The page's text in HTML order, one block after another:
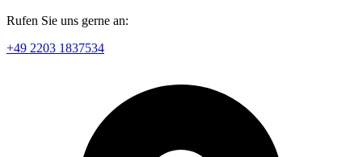
Rufen Sie uns gerne an:
+49 2203 1837534